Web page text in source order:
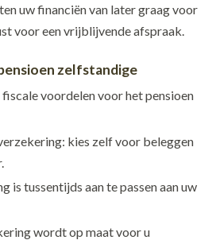
uw financiën van later graag voor
voor een vrijblijvende afspraak.
zelfstandige
voordelen voor het pensioen
kies zelf voor beleggen
is tussentijds aan te passen aan uw
wordt op maat voor u